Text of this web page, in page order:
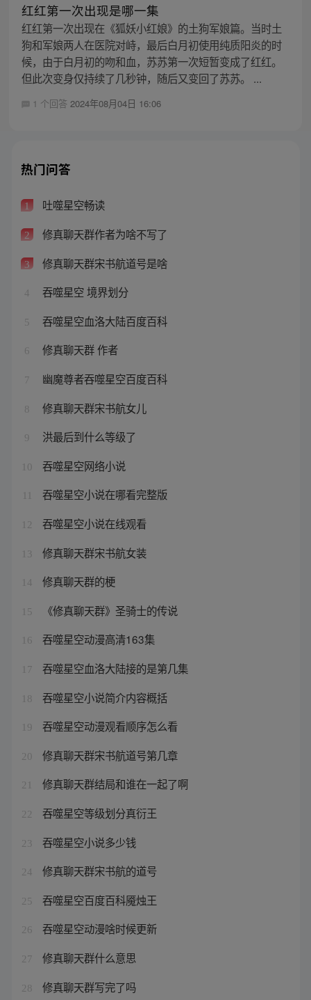
红红第一次出现是哪一集
红红第一次出现在《狐妖小红娘》的土狗军娘篇。当时土
狗和军娘两人在医院对峙，最后白月初使用纯质阳炎的时
候，由于白月初的吻和血，苏苏第一次短暂变成了红红。
但此次变身仅持续了几秒钟，随后又变回了苏苏。 ...
1 个回答 2024年08月04日 16:06
热门问答
1 吐噬星空畅读
2 修真聊天群作者为啥不写了
3 修真聊天群宋书航道号是啥
4 吞噬星空 境界划分
5 吞噬星空血洛大陆百度百科
6 修真聊天群 作者
7 幽魔尊者吞噬星空百度百科
8 修真聊天群宋书航女儿
9 洪最后到什么等级了
10 吞噬星空网络小说
吞噬星空小说在哪看完整版
12 吞噬星空小说在线观看
13 修真聊天群宋书航女装
14 修真聊天群的梗
15 《修真聊天群》圣骑士的传说
16 吞噬星空动漫高清163集
17 吞噬星空血洛大陆接的是第几集
18 吞噬星空小说简介内容概括
19 吞噬星空动漫观看顺序怎么看
20 修真聊天群宋书航道号第几章
21 修真聊天群结局和谁在一起了啊
22 吞噬星空等级划分真衍王
23 吞噬星空小说多少钱
24 修真聊天群宋书航的道号
25 吞噬星空百度百科魇烛王
26 吞噬星空动漫啥时候更新
27 修真聊天群什么意思
28 修真聊天群写完了吗